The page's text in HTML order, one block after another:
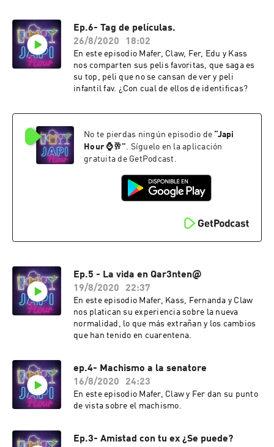
Ep.6- Tag de películas.
26/8/2020
18:02
En este episodio Mafer, Claw, Fer, Edu y Kass
nos comparten sus pelis favoritas, que saga es
su top, peli que no se cansan de ver y peli
infantil fav. ¿Con cual de ellos de identificas?
No te pierdas ningún episodio de “Japi
Hour ⌚️🥂 ”. Síguelo en la aplicación
gratuita de GetPodcast.
Ep.5 - La vida en Qar3nten@
19/8/2020
22:37
En este episodio Mafer, Kass, Fernanda y Claw
nos platican su experiencia sobre la nueva
normalidad, lo que más extrañan y los cambios
que han tenido en cuarentena.
ep.4- Machismo a la senatore
16/8/2020
24:23
En este episodio Mafer, Claw y Fer dan su punto
de vista sobre el machismo.
Ep.3- Amistad con tu ex ¿Se puede?